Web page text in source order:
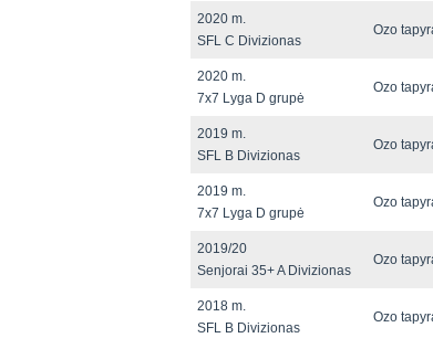
2020 m.
SFL C Divizionas
Ozo
2020 m.
7x7 Lyga D grupė
Ozo
2019 m.
SFL B Divizionas
Ozo
2019 m.
7x7 Lyga D grupė
Ozo
2019/20
Senjorai 35+ A Divizionas
Ozo
2018 m.
SFL B Divizionas
Ozo